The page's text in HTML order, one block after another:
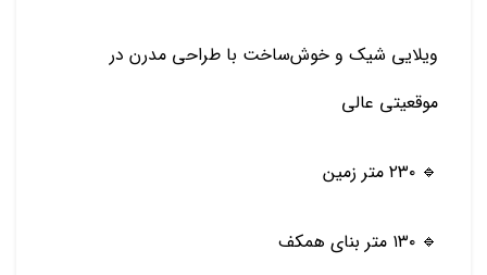
ویلایی شیک و خوش‌ساخت با طراحی مدرن در
موقعیتی عالی
🔹 ۲۳۰ متر زمین
🔹 ۱۳۰ متر بنای همکف